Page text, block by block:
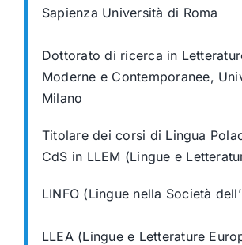
Sapienza Università di Roma
Dottorato di ricerca in
Moderne e Contemporanee,
Milano
Titolare dei corsi di Lingua
CdS in LLEM (Lingue e
LINFO (Lingue nella Società
LLEA (Lingue e Letterature